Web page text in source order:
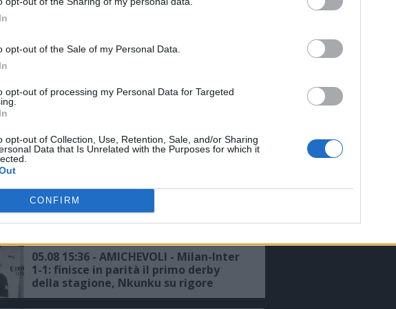
opt-out of the Sale of my Personal Data.
opt-out of processing my Personal Data for Targeted
opt-out of Collection, Use, Retention, Sale, and/or Sharing
Data that Is Unrelated with the Purposes for which it
CONFIRM
un'offerta del Galatasaray per Leao
06.08 11:31 - MEDIASET - Il Galatasaray
offerta al Milan
qualità per giocare in questo Milan"
05.08 16:12 - SKY - Milan, Amorim:
"Buon test, ma bisogna migliorare"
05.08 15:36 - AMICHEVOLI - Milan-Inter
1-1: finisce in parità il primo derby
della stagione, Nkunku su rigore
risponde a Dimarco